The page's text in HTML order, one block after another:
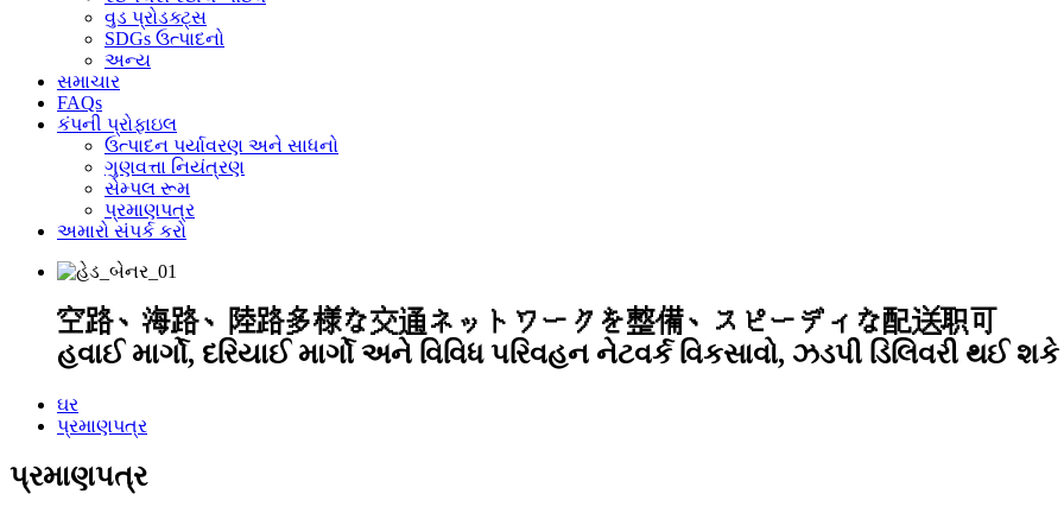
વુડ પ્રોડક્ટ્સ
SDGs ઉત્પાદનો
અન્ય
સમાચાર
FAQs
કંપની પ્રોફાઇલ
ઉત્પાદન પર્યાવરણ અને સાધનો
ગુણવત્તા નિયંત્રણ
સેમ્પલ રૂમ
પ્રમાણપત્ર
અમારો સંપર્ક કરો
空路、海路、陸路多様な交通ネットワークを整備、スピーディな配送职可
હવાઈ ​​માર્ગો, દરિયાઈ માર્ગો અને વિવિધ પરિવહન નેટવર્ક વિકસાવો, ઝડપી ડિલિવરી થઈ
ઘર
પ્રમાણપત્ર
પ્રમાણપત્ર